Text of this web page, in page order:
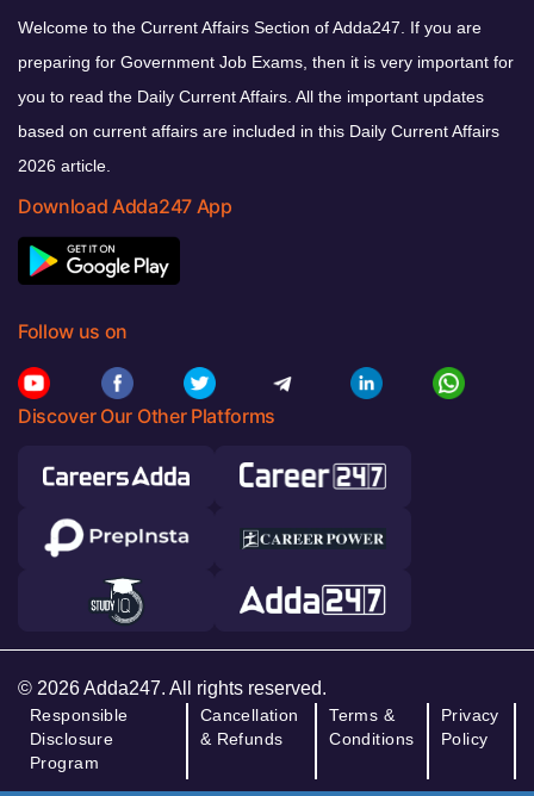
Welcome to the Current Affairs Section of Adda247. If you are
preparing for Government Job Exams, then it is very important for
you to read the Daily Current Affairs. All the important updates
based on current affairs are included in this Daily Current Affairs
2026 article.
Download Adda247 App
Follow us on
Discover Our Other Platforms
© 2026 Adda247. All rights reserved.
Responsible
Disclosure
Program
Cancellation
& Refunds
Terms &
Conditions
Privacy
Policy